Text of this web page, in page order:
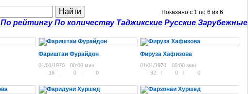
Показано с 1 по 6 из 6
По рейтингу По количеству Таджикские Русские Зарубежные
Фариштаи Фурайдон
01/01/1970
00:00 мин
18
0 0
Фируза Хафизова
01/01/1970
00:00 мин
32
0 0